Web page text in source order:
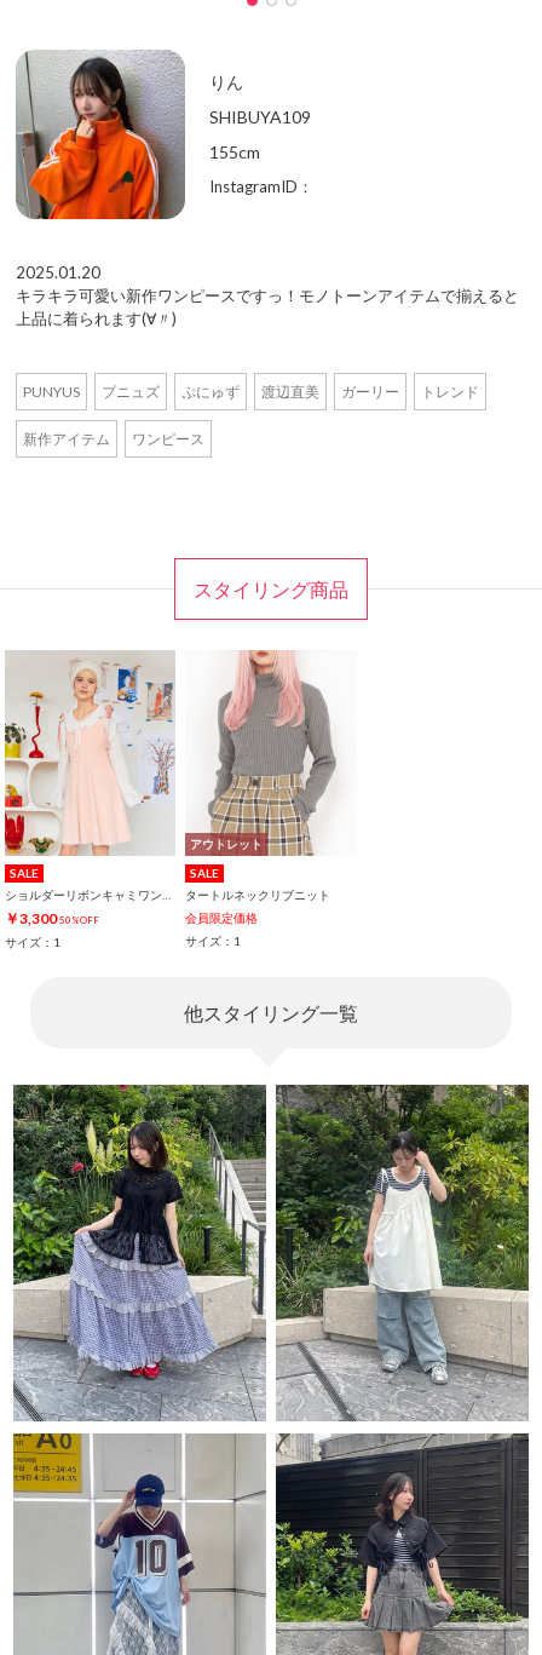
りん
SHIBUYA109
155cm
InstagramID：
2025.01.20
キラキラ可愛い新作ワンピースですっ！モノトーンアイテムで揃えると
上品に着られます(∀〃)
PUNYUS プニュズ ぷにゅず 渡辺直美 ガーリー トレンド
新作アイテム ワンピース
スタイリング商品
SALE
￥3,300 50%OFF
サイズ：1
アウトレット
SALE
タートルネックリブニット
会員限定価格
サイズ：1
他スタイリング一覧